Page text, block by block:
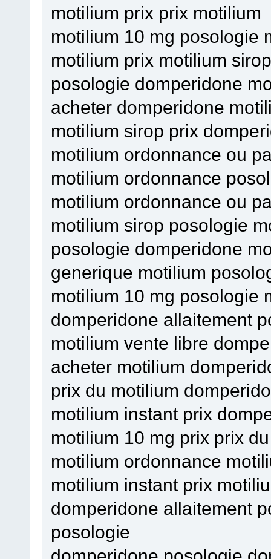
motilium prix prix motilium
motilium 10 mg posologie
motilium prix motilium
posologie domperidone
acheter domperidone
motilium sirop prix
motilium ordonnance ou
motilium ordonnance
motilium ordonnance ou
motilium sirop posologie
posologie domperidone
generique motilium
motilium 10 mg posologie
domperidone allaitement
motilium vente libre
acheter motilium
prix du motilium
motilium instant prix
motilium 10 mg prix prix
motilium ordonnance
motilium instant prix
domperidone allaitement
posologie